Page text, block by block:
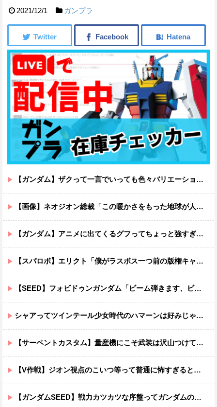
2021/12/1 ガンプラ
【ガンダム】ザクって一言でいっても色々バリエーションがあるよね
【画像】ネオジオン総裁「この暖かさをもった地球が人間さえ破壊するんだ（汗だく）」
【ガンダム】アニメに出てくるグフってちょっと強すぎじゃない？
【スパロボ】エリクト「僕がラスボス一つ前の版権キャラ最後の敵ってちょっと荷が重すぎない？」
【SEED】フォビドゥンガンダム「ビーム弾きます、ビーム曲げられます、空飛びます」←二世代目でこれ出来るのおかしいだろ
シャアってツインテール少女時代のハマーンは好みじゃなかったの？
【サーペントカスタム】量産機にこそ武装は沢山つけてほしいよね
【V作戦】ジオン視点のこいつ等って普通に怖すぎると思う…
【ガンダムSEED】戦力カツカツな序盤ってガンダムの中だと割と珍しい気がする